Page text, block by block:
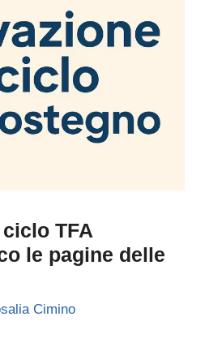
TFA
le pagine delle
Cimino